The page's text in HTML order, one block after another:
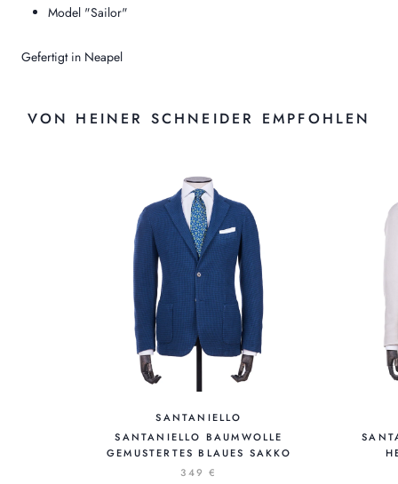
Model "Sailor"
Gefertigt in Neapel
VON HEINER SCHNEIDER EMPFOHLEN
SANTANIELLO
SANTANIELLO BAUMWOLLE
GEMUSTERTES BLAUES SAKKO
349 €